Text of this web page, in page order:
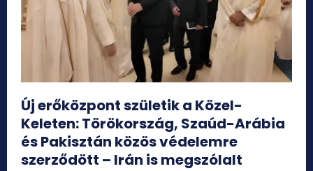
Új erőközpont születik a Közel-
Keleten: Törökország, Szaúd-Arábia
és Pakisztán közös védelemre
szerződött – Irán is megszólalt